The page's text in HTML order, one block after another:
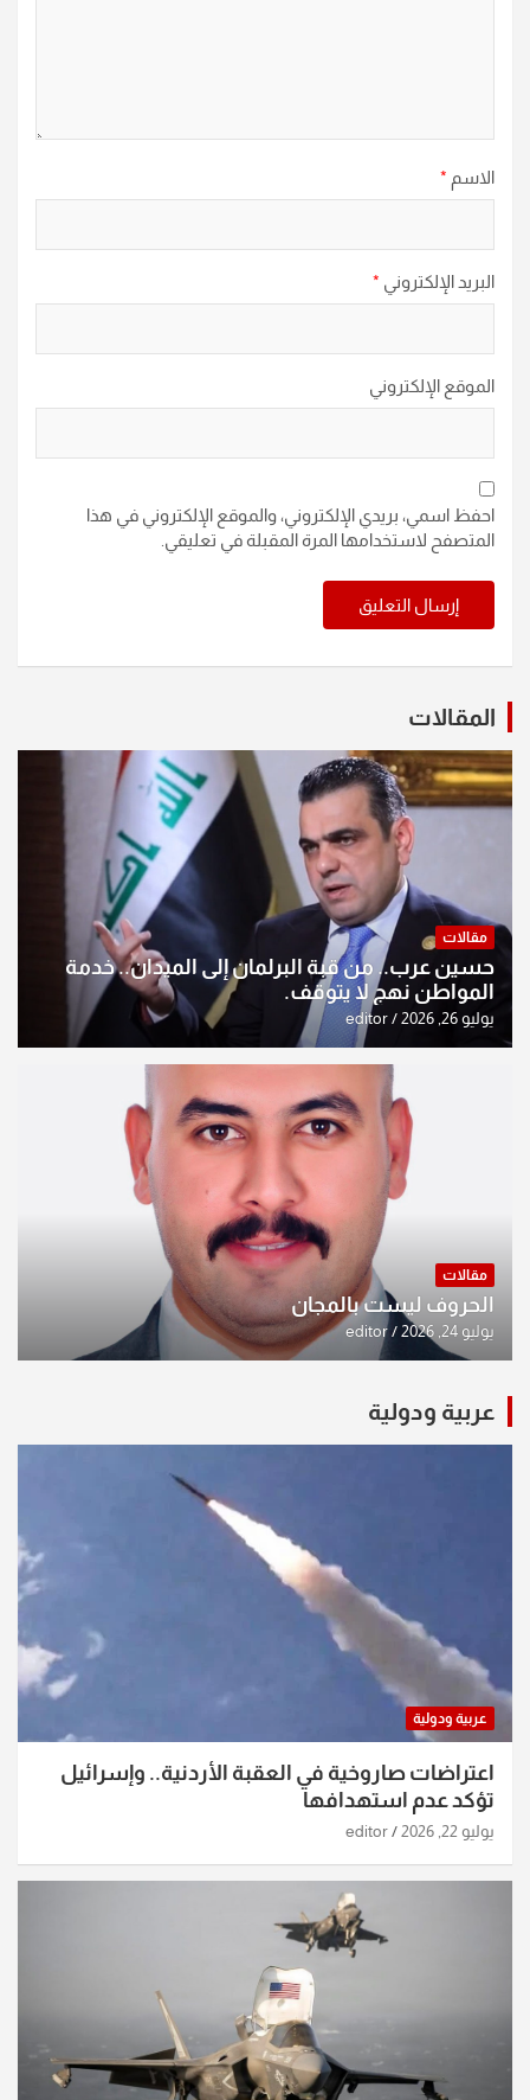
الاسم *
البريد الإلكتروني *
الموقع الإلكتروني
احفظ اسمي، بريدي الإلكتروني، والموقع الإلكتروني في هذا
المتصفح لاستخدامها المرة المقبلة في تعليقي.
المقالات
مقالات
حسين عرب.. من قبة البرلمان إلى الميدان.. خدمة
المواطن نهج لا يتوقف.
يوليو 26, 2026 editor
مقالات
الحروف ليست بالمجان
يوليو 24, 2026 editor
عربية ودولية
عربية ودولية
اعتراضات صاروخية في العقبة الأردنية.. وإسرائيل
تؤكد عدم استهدافها
يوليو 22, 2026 editor